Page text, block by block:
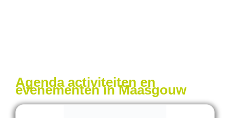
Agenda activiteiten en
evenementen in Maasgouw